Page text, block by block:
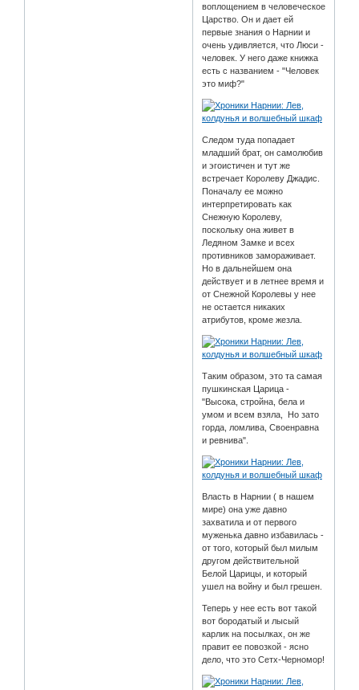
воплощением в человеческое
Царство. Он и дает ей
первые знания о Нарнии и
очень удивляется, что Люси -
человек. У него даже книжка
есть с названием - "Человек
это миф?"
Следом туда попадает
младший брат, он самолюбив
и эгоистичен и тут же
встречает Королеву Джадис.
Поначалу ее можно
интерпретировать как
Снежную Королеву,
поскольку она живет в
Ледяном Замке и всех
противников замораживает.
Но в дальнейшем она
действует и в летнее время и
от Снежной Королевы у нее
не остается никаких
атрибутов, кроме жезла.
Таким образом, это та самая
пушкинская Царица -
"Высока, стройна, бела и
умом и всем взяла, Но зато
горда, ломлива, Своенравна
и ревнива".
Власть в Нарнии ( в нашем
мире) она уже давно
захватила и от первого
муженька давно избавилась -
от того, который был милым
другом действительной
Белой Царицы, и который
ушел на войну и был грешен.
Теперь у нее есть вот такой
вот бородатый и лысый
карлик на посылках, он же
правит ее повозкой - ясно
дело, что это Сетх-Черномор!